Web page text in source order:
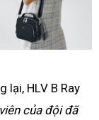
lại, HLV B Ray
của đội đã